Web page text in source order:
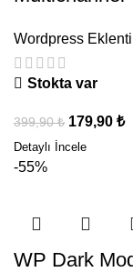
Wordpress
Stokta var
399,90₺ 179,90 ₺
-55%
WP Dark